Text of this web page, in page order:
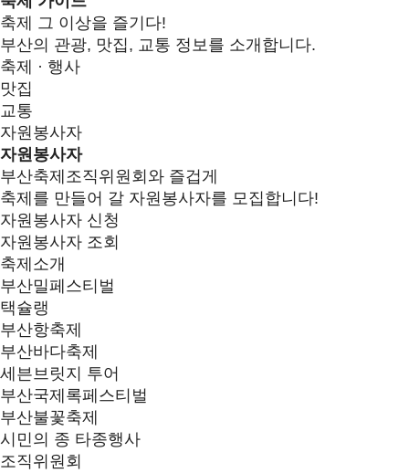
축제 그 이상을 즐기다!
부산의 관광, 맛집, 교통 정보를 소개합니다.
축제 · 행사
맛집
교통
자원봉사자
자원봉사자
부산축제조직위원회와 즐겁게
축제를 만들어 갈 자원봉사자를 모집합니다!
자원봉사자 신청
자원봉사자 조회
축제소개
부산밀페스티벌
택슐랭
부산항축제
부산바다축제
세븐브릿지 투어
부산국제록페스티벌
부산불꽃축제
시민의 종 타종행사
조직위원회